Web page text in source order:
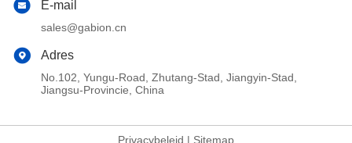
E-mail
sales@gabion.cn
Adres
No.102, Yungu-Road, Zhutang-Stad, Jiangyin-Stad,
Jiangsu-Provincie, China
Privacybeleid | Sitemap